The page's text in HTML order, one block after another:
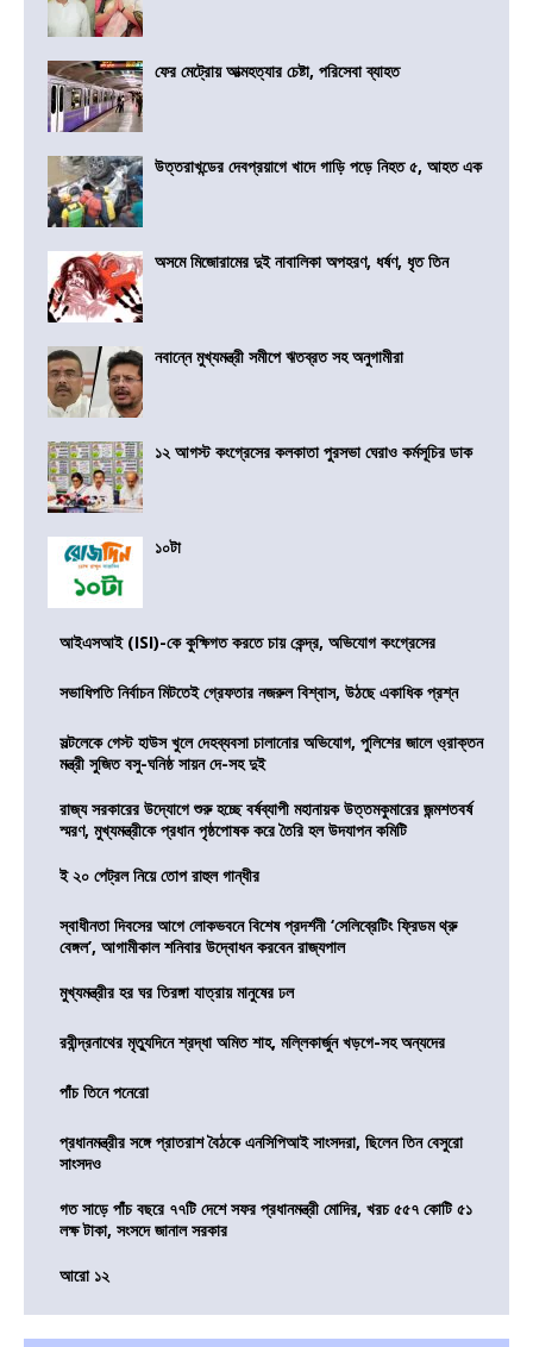
ফের মেট্রোয় আত্মহত্যার চেষ্টা, পরিসেবা ব্যাহত
উত্তরাখন্ডের দেবপ্রয়াগে খাদে গাড়ি পড়ে নিহত ৫, আহত এক
অসমে মিজোরামের দুই নাবালিকা অপহরণ, ধর্ষণ, ধৃত তিন
নবান্নে মুখ্যমন্ত্রী সমীপে ঋতব্রত সহ অনুগামীরা
১২ আগস্ট কংগ্রেসের কলকাতা পুরসভা ঘেরাও কর্মসূচির ডাক
১০টা
আইএসআই (ISI)-কে কুক্ষিগত করতে চায় কেন্দ্র, অভিযোগ কংগ্রেসের
সভাধিপতি নির্বাচন মিটতেই গ্রেফতার নজরুল বিশ্বাস, উঠছে একাধিক প্রশ্ন
সল্টলেকে গেস্ট হাউস খুলে দেহব্যবসা চালানোর অভিযোগ, পুলিশের জালে ও্রাক্তন
মন্ত্রী সুজিত বসু-ঘনিষ্ঠ সায়ন দে-সহ দুই
রাজ্য সরকারের উদ্যোগে শুরু হচ্ছে বর্ষব্যাপী মহানায়ক উত্তমকুমারের জন্মশতবর্ষ
স্মরণ, মুখ্যমন্ত্রীকে প্রধান পৃষ্ঠপোষক করে তৈরি হল উদযাপন কমিটি
ই ২০ পেট্রল নিয়ে তোপ রাহুল গান্ধীর
স্বাধীনতা দিবসের আগে লোকভবনে বিশেষ প্রদর্শনী ‘সেলিব্রেটিং ফ্রিডম থ্রু
বেঙ্গল’, আগামীকাল শনিবার উদ্বোধন করবেন রাজ্যপাল
মুখ্যমন্ত্রীর হর ঘর তিরঙ্গা যাত্রায় মানুষের ঢল
রবীন্দ্রনাথের মৃত্যুদিনে শ্রদ্ধা অমিত শাহ, মল্লিকার্জুন খড়গে-সহ অন্যদের
পাঁচ তিনে পনেরো
প্রধানমন্ত্রীর সঙ্গে প্রাতরাশ বৈঠকে এনসিপিআই সাংসদরা, ছিলেন তিন বেসুরো
সাংসদও
গত সাড়ে পাঁচ বছরে ৭৭টি দেশে সফর প্রধানমন্ত্রী মোদির, খরচ ৫৫৭ কোটি ৫১
লক্ষ টাকা, সংসদে জানাল সরকার
আরো ১২